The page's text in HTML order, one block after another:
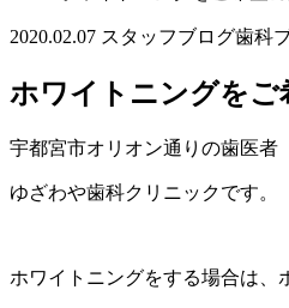
2020.02.07 スタッフブログ歯科
ホワイトニングをご
宇都宮市オリオン通りの歯医者
ゆざわや歯科クリニックです。
ホワイトニングをする場合は、